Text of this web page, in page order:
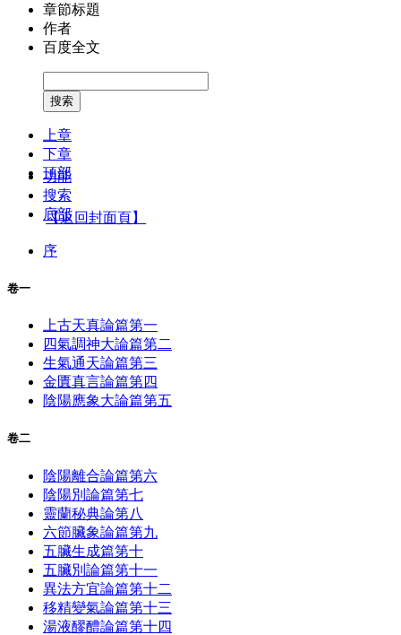
章節标題
作者
百度全文
上章
下章
頂部
功能
搜索
底部
【返回封面頁】
序
卷一
上古天真論篇第一
四氣調神大論篇第二
生氣通天論篇第三
金匱真言論篇第四
陰陽應象大論篇第五
卷二
陰陽離合論篇第六
陰陽別論篇第七
靈蘭秘典論第八
六節臟象論篇第九
五臟生成篇第十
五臟別論篇第十一
異法方宜論篇第十二
移精變氣論篇第十三
湯液醪醴論篇第十四